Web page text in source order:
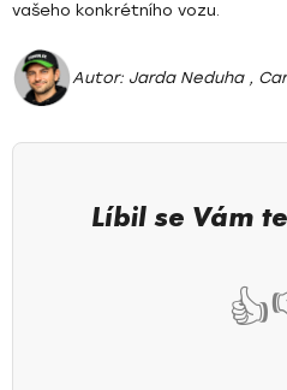
vašeho konkrétního vozu.
Autor: Jarda Neduha ,
Líbil se Vám
👍